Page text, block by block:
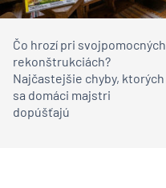
Čo hrozí pri svojpomocných
rekonštrukciách?
Najčastejšie chyby, ktorých
sa domáci majstri
dopúšťajú